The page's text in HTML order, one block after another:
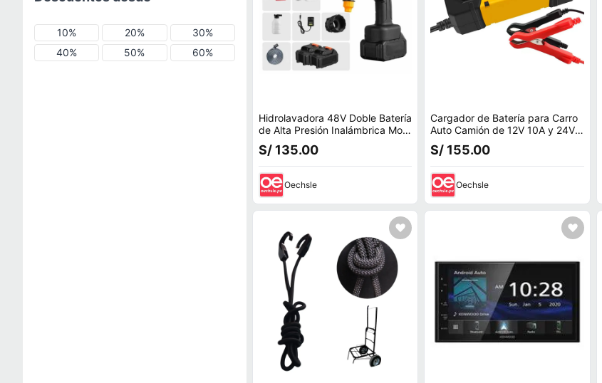
10% 20%
30%
40%
50% 60%
Hidrolavadora 48V Doble Batería
de Alta Presión Inalámbrica Moto
Carro Auto
S/ 135.00
Oechsle
Cargador de Batería para Carro
Auto Camión de 12V 10A y 24V
5A Inteligente.
S/ 155.00
Oechsle